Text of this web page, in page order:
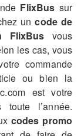
FlixBus sur
uncode de
FlixBus vous
les cas, vous
commande
ou bien la
est votre
l’année.
codes promo